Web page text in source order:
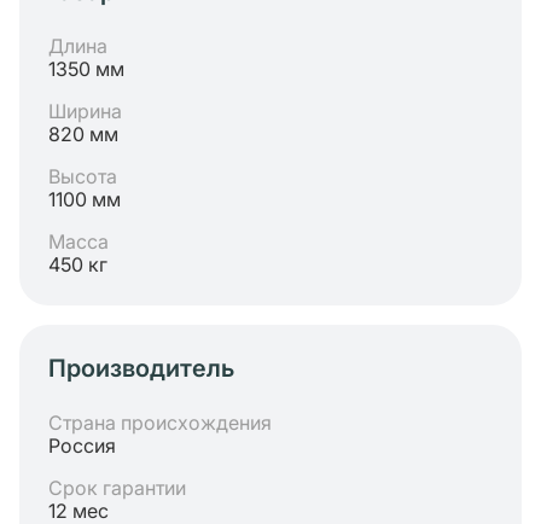
Длина
1350 мм
Ширина
820 мм
Высота
1100 мм
Масса
450 кг
Производитель
Страна происхождения
Россия
Срок гарантии
12 мес